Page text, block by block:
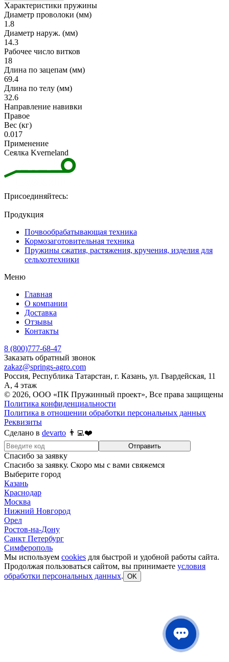
Характеристики пружины
Диаметр проволоки (мм)
1.8
Диаметр наруж. (мм)
14.3
Рабочее число витков
18
Длина по зацепам (мм)
69.4
Длина по телу (мм)
32.6
Направление навивки
Правое
Вес (кг)
0.017
Применение
Сеялка Kverneland
Присоединяйтесь:
Продукция
Почвообрабатывающая техника
Кормозаготовительная техника
Пружины сжатия, растяжения, кручения, изделия для
сельхозтехники
Меню
Главная
О компании
Доставка
Отзывы
Контакты
8 (800)777-68-47
Заказать обратный звонок
zakaz@springs-agro.com
Россия, Республика Татарстан, г. Казань, ул. Гвардейская, 11
А, 4 этаж
© 2026, ООО «ПК Пружинный проект», Все права защищены
Политика конфиденциальности
Политика в отношении обработки персональных данных
Реквизиты
Сделано в devarto 👨‍💻❤️
Отправить
Спасибо за заявку
Спасибо за заявку. Скоро мы с вами свяжемся
Выберите город
Казань
Краснодар
Москва
Нижний Новгород
Орел
Ростов-на-Дону
Санкт Петербург
Симферополь
Мы используем cookies для быстрой и удобной работы сайта.
Продолжая пользоваться сайтом, вы принимаете условия
обработки персональных данных. OK